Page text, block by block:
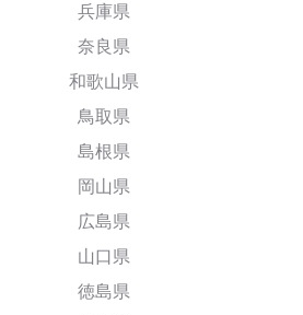
兵庫県
奈良県
和歌山県
鳥取県
島根県
岡山県
広島県
山口県
徳島県